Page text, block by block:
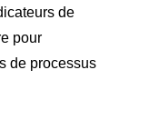
de
pour
de processus